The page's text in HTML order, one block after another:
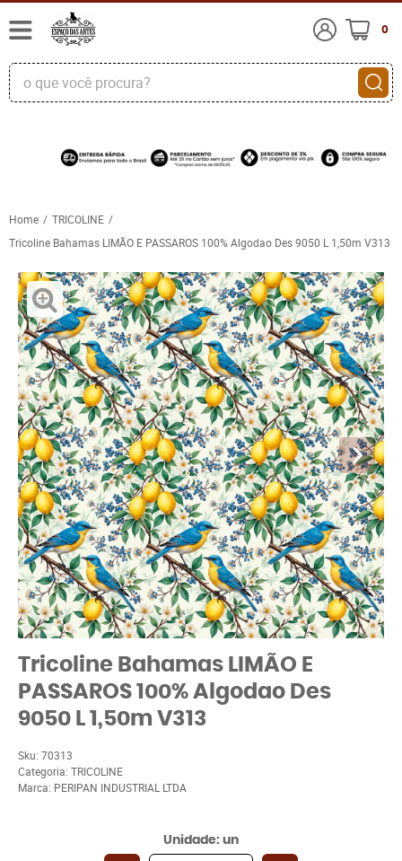
0
Home
TRICOLINE
Tricoline Bahamas LIMÃO E PASSAROS 100% Algodao Des 9050 L 1,50m V313
Tricoline Bahamas LIMÃO E
PASSAROS 100% Algodao Des
9050 L 1,50m V313
Sku: 70313
Categoria: TRICOLINE
Marca: PERIPAN INDUSTRIAL LTDA
Unidade: un